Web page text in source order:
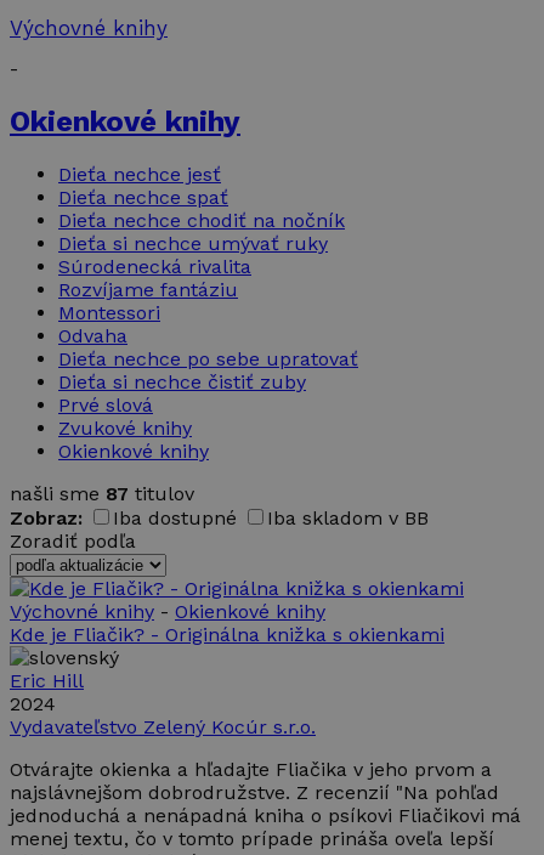
Výchovné knihy
-
Okienkové knihy
Dieťa nechce jesť
Dieťa nechce spať
Dieťa nechce chodiť na nočník
Dieťa si nechce umývať ruky
Súrodenecká rivalita
Rozvíjame fantáziu
Montessori
Odvaha
Dieťa nechce po sebe upratovať
Dieťa si nechce čistiť zuby
Prvé slová
Zvukové knihy
Okienkové knihy
našli sme 87 titulov
Zobraz:
Iba dostupné
Iba skladom v BB
Zoradiť podľa
Výchovné knihy - Okienkové knihy
Kde je Fliačik? - Originálna knižka s okienkami
Eric Hill
2024
Vydavateľstvo Zelený Kocúr s.r.o.
Otvárajte okienka a hľadajte Fliačika v jeho prvom a
najslávnejšom dobrodružstve. Z recenzií "Na pohľad
jednoduchá a nenápadná kniha o psíkovi Fliačikovi má
menej textu, čo v tomto prípade prináša oveľa lepší